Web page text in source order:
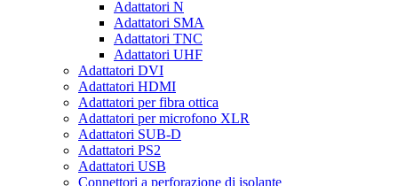
Adattatori N
Adattatori SMA
Adattatori TNC
Adattatori UHF
Adattatori DVI
Adattatori HDMI
Adattatori per fibra ottica
Adattatori per microfono XLR
Adattatori SUB-D
Adattatori PS2
Adattatori USB
Connettori a perforazione di isolante